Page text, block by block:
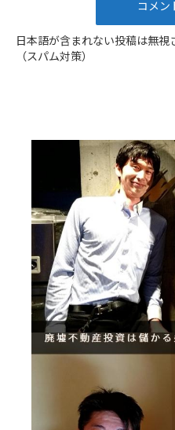
日本語が含まれない投稿は無視
（スパム対策）